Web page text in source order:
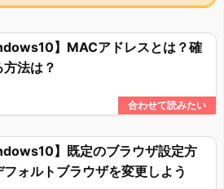
】MACアドレスとは？確
法は？
】既定のブラウザ設定方
フォルトブラウザを変更しよう